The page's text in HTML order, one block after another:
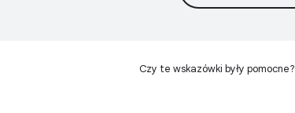
Czy te wskazówki były pomocne?